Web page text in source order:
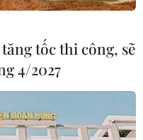
tốc thi công, sẽ
4/2027